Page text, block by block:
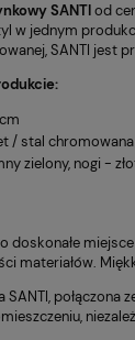
369,00 zł
479,00 zł
Najniższa cena:
SANTIod
w jednym
SANTI jest
/ stal chromowana
zielony, nogi -
doskonałe
materiałów.
połączona